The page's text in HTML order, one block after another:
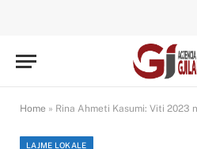
Home » Rina Ahmeti Kasumi: Viti 2023 një
LAJME LOKALE